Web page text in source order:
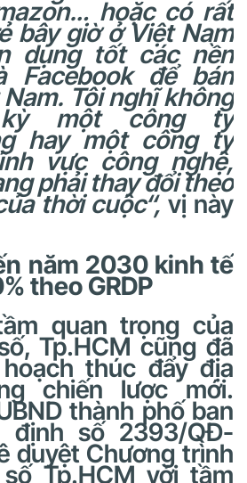
… hoặc có rất
bây giờ ở Việt Nam
dụng tốt các nền
Facebook để bán
Tôi nghĩ không
một công ty
hay một công ty
vực công nghệ,
phải thay đổi theo
thời cuộc“, vị này
năm 2030 kinh tế
theo GRDP
quan trọng của
Tp.HCM cũng đã
thúc đẩy địa
chiến lược mới.
thành phố ban
định số 2393/QĐ-
duyệt Chương trình
Tp.HCM với tầm